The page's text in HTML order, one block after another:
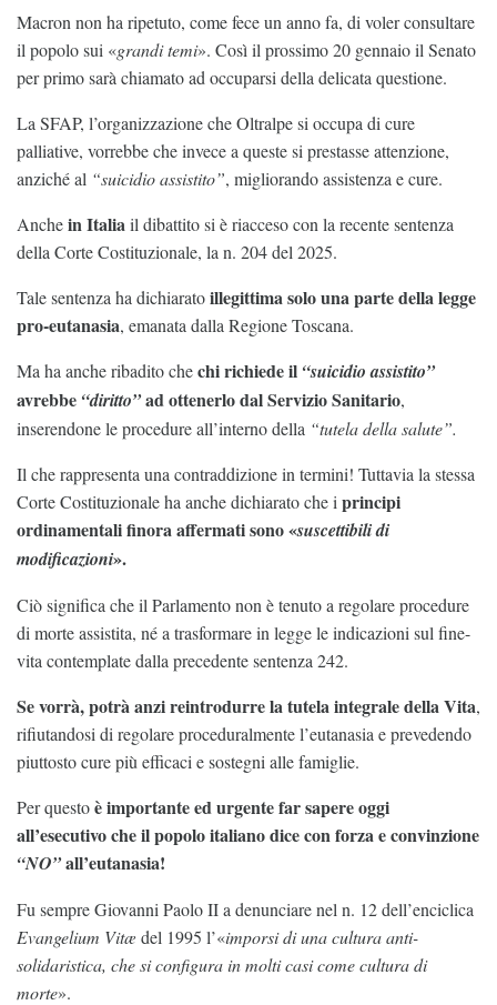
Macron non ha ripetuto, come fece un anno fa, di voler consultare
il popolo sui «grandi temi». Così il prossimo 20 gennaio il Senato
per primo sarà chiamato ad occuparsi della delicata questione.
La SFAP, l’organizzazione che Oltralpe si occupa di cure
palliative, vorrebbe che invece a queste si prestasse attenzione,
anziché al “suicidio assistito”, migliorando assistenza e cure.
Anchein Italiail dibattito si è riacceso con la recente sentenza
della Corte Costituzionale, la n. 204 del 2025.
Tale sentenza ha dichiaratoillegittima solo una parte della legge
pro-eutanasia, emanata dalla Regione Toscana.
Ma ha anche ribadito chechi richiede il “suicidio assistito”
avrebbe “diritto”ad ottenerlo dal Servizio Sanitario,
inserendone le procedure all’interno della “tutela della salute”.
Il che rappresenta una contraddizione in termini! Tuttavia la stessa
Corte Costituzionale ha anche dichiarato che i principi
ordinamentali finora affermati sono «suscettibili di
modificazioni».
Ciò significa che il Parlamento non è tenuto a regolare procedure
di morte assistita, né a trasformare in legge le indicazioni sul fine-
vita contemplate dalla precedente sentenza 242.
Se vorrà, potrà anzi reintrodurre la tutela integrale della Vita,
rifiutandosi di regolare proceduralmente l’eutanasia e prevedendo
piuttosto cure più efficaci e sostegni alle famiglie.
Per questoè importante ed urgente far sapere oggi
all’esecutivo che il popolo italiano dice con forza e convinzione
“NO”all’eutanasia!
Fu sempre Giovanni Paolo II a denunciare nel n. 12 dell’enciclica
Evangelium Vitæ del 1995 l’«imporsi di una cultura anti-
solidaristica, che si configura in molti casi come cultura di
morte».